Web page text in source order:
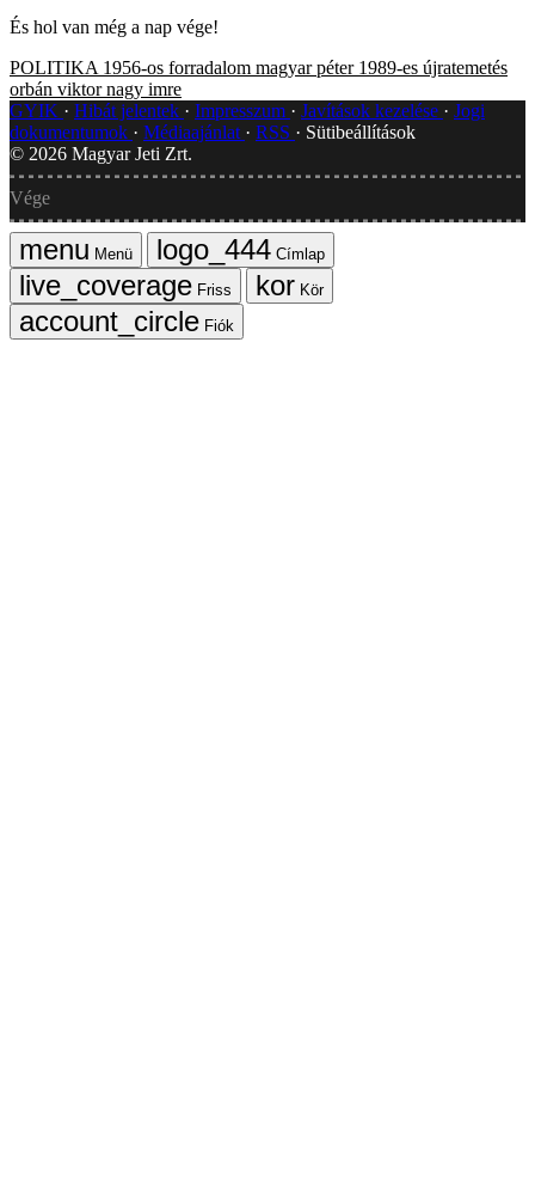
És hol van még a nap vége!
POLITIKA 1956-os forradalom magyar péter 1989-es újratemetés
orbán viktor nagy imre
GYIK
Hibát jelentek Impresszum Javítások kezelése
Jogi
dokumentumok
Médiaajánlat RSS
Sütibeállítások
© 2026 Magyar Jeti Zrt.
Vége
Menü
Címlap
Friss
Kör
Fiók